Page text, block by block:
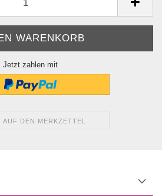
Jetzt zahlen mit
AUF DEN MERKZETTEL